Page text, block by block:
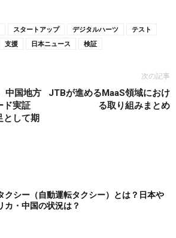
スタートアップ デジタルハーツ
テスト
支援 日本ニュース 検証
中国地方
ド実証
として期
次の記事
JTBが進めるMaaS領域におけ
る取り組みまとめ
クシー（自動運転タクシー）とは？日本や
カ・中国の状況は？